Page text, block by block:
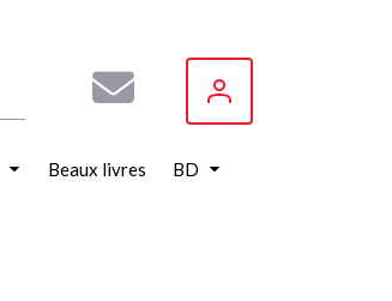
Beaux livres BD